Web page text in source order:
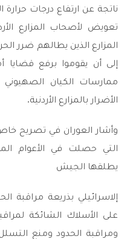
ناتجة عن ارتفاع درجات حرارة
تعويض لأصحاب المزارع
المزارع الذين يطالهم ضرر
إلى أن يقوموا برفع قضايا
ممارسات الكيان الصهيوني
الأضرار بالمزارع الأردنية.
وأشار العوران في تصريح
التي حصلت في الأعوام
يطلقها الجيش
إلاسرائيلي بذريعة مراقبة
على الأسلاك الشائكة
ومراقبة الحدود ومنع